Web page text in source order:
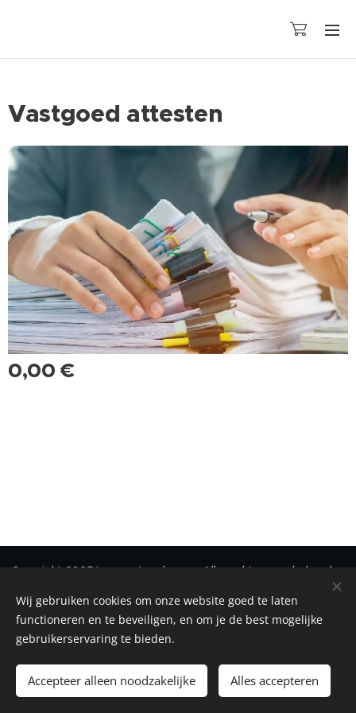
Vastgoed attesten
0,00 €
Toevoegen aan de winkelwagen
Copyright 2025 Immonetwerk vzw - Alle rechten voorbehouden
Privacy-Disclaimer-Cookiebeleid Cookies
Wij gebruiken cookies om onze website goed te laten
functioneren en te beveiligen, en om je de best mogelijke
gebruikerservaring te bieden.
Accepteer alleen noodzakelijke Alles accepteren